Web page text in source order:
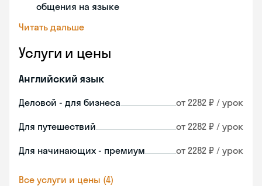
общения на языке
Читать дальше
Услуги и цены
Английский язык
Деловой - для бизнеса от 2282 ₽ / урок
Для путешествий от 2282 ₽ / урок
Для начинающих - премиум от 2282 ₽ / урок
Все услуги и цены (4)